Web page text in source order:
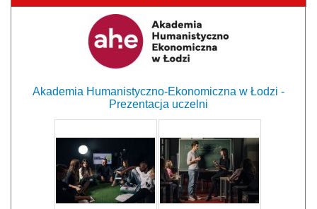
Akademia Humanistyczno-Ekonomiczna w Łodzi -
Prezentacja uczelni